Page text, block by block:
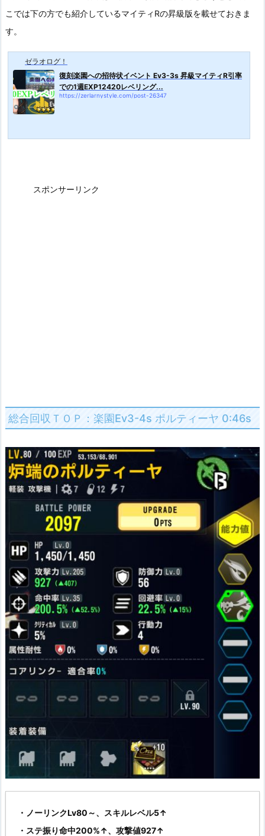
こでは下の方でも紹介しているマイティRの昇級版を載せておきま
す。
ゼラオログ！
復刻楽園への招待状イベント Ev3-3s 昇級マイティR引率
での1週EXP12420レベリング...
https://zerlarnystyle.com/post-26347
スポンサーリンク
総合回収ＴＯＰ：楽園Ev3-4s ポルティーヤ 0:46s
・ノーリンクLv80～、スキルレベル5↑
・ステ振り命中200%↑、攻撃値927↑